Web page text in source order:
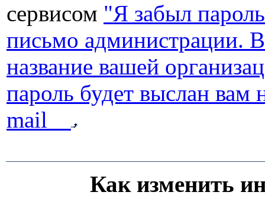
сервисом "Я забыл
письмо администрации.
название вашей
пароль будет выслан вам
mail
Как изменить